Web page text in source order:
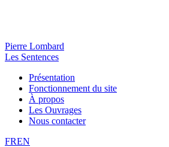
Pierre Lombard
Les Sentences
Présentation
Fonctionnement du site
À propos
Les Ouvrages
Nous contacter
FREN